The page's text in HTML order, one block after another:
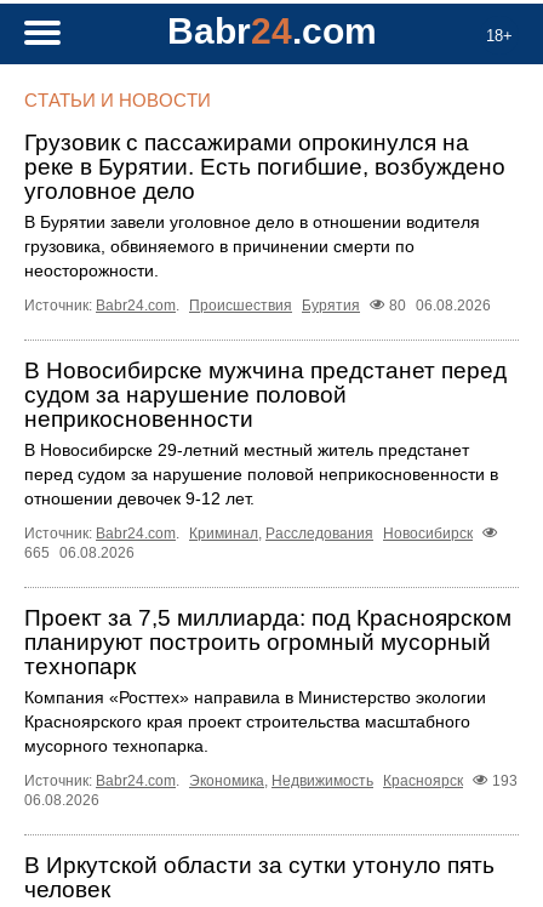
18+
Babr24.com
СТАТЬИ И НОВОСТИ
Грузовик с пассажирами опрокинулся на
реке в Бурятии. Есть погибшие, возбуждено
уголовное дело
В Бурятии завели уголовное дело в отношении водителя
грузовика, обвиняемого в причинении смерти по
неосторожности.
Источник: Babr24.com. Происшествия Бурятия 80 06.08.2026
В Новосибирске мужчина предстанет перед
судом за нарушение половой
неприкосновенности
В Новосибирске 29-летний местный житель предстанет
перед судом за нарушение половой неприкосновенности в
отношении девочек 9-12 лет.
Источник: Babr24.com. Криминал, Расследования
Новосибирск
665
06.08.2026
Проект за 7,5 миллиарда: под Красноярском
планируют построить огромный мусорный
технопарк
Компания «Росттех» направила в Министерство экологии
Красноярского края проект строительства масштабного
мусорного технопарка.
Источник: Babr24.com. Экономика, Недвижимость Красноярск
193
06.08.2026
В Иркутской области за сутки утонуло пять
человек